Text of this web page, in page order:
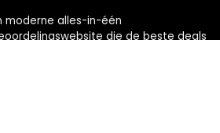
moderne alles-in-één
die de beste deals